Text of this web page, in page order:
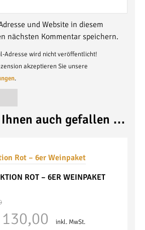
und Website in diesem
nächsten Kommentar speichern.
Adresse wird nicht veröffentlicht!
akzeptieren Sie unsere
.
Ihnen auch gefallen …
ROT – 6ER WEINPAKET
130,00
Preis
inkl. MwSt.